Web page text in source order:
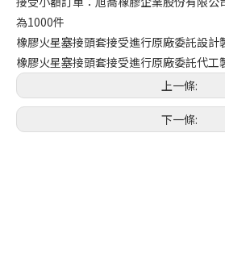
為1000件
橡膠火星塞接頭套接受進行原廠委託設計
橡膠火星塞接頭套接受進行原廠委託代工
上一條:
下一條: